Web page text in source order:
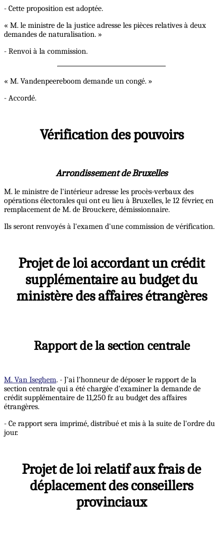
- Cette proposition est adoptée.
« M. le ministre de la justice adresse les pièces relatives à deux
demandes de naturalisation. »
- Renvoi à la commission.
« M. Vandenpeereboom demande un congé. »
- Accordé.
Vérification des pouvoirs
Arrondissement de Bruxelles
M. le ministre de l'intérieur adresse les procès-verbaux des
opérations électorales qui ont eu lieu à Bruxelles, le 12 février, en
remplacement de M. de Brouckere, démissionnaire.
Ils seront renvoyés à l'examen d'une commission de vérification.
Projet de loi accordant un crédit
supplémentaire au budget du
ministère des affaires étrangères
Rapport de la section centrale
M. Van Iseghem. - J'ai l'honneur de déposer le rapport de la
section centrale qui a été chargée d'examiner la demande de
crédit supplémentaire de 11,250 fr. au budget des affaires
étrangères.
- Ce rapport sera imprimé, distribué et mis à la suite de l'ordre du
jour.
Projet de loi relatif aux frais de
déplacement des conseillers
provinciaux